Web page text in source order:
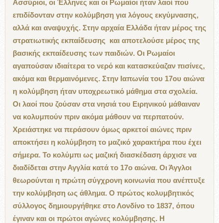
Ασσύριοι, οι Έλληνες και οι Ρωμαίοι ήταν λαοί που
επιδίδονταν στην κολύμβηση για λόγους εκγύμνασης,
αλλά και αναψυχής. Στην αρχαία Ελλάδα ήταν μέρος της
στρατιωτικής εκπαίδευσης και αποτελούσε μέρος της
βασικής εκπαίδευσης των παιδιών. Οι Ρωμαίοι
αγαπούσαν ιδιαίτερα το νερό και κατασκεύαζαν πισίνες,
ακόμα και θερμαινόμενες. Στην Ιαπωνία του 17ου αιώνα
η κολύμβηση ήταν υποχρεωτικό μάθημα στα σχολεία.
Οι λαοί που ζούσαν στα νησιά του Ειρηνικού μάθαιναν
να κολυμπούν πριν ακόμα μάθουν να περπατούν.
Χρειάστηκε να περάσουν όμως αρκετοί αιώνες πριν
αποκτήσει η κολύμβηση το μαζικό χαρακτήρα που έχει
σήμερα. Το κολύμπι ως μαζική διασκέδαση άρχισε να
διαδίδεται στην Αγγλία κατά το 17ο αιώνα. Οι Άγγλοι
θεωρούνται η πρώτη σύγχρονη κοινωνία που ανέπτυξε
την κολύμβηση ως άθλημα. Ο πρώτος κολυμβητικός
σύλλογος δημιουργήθηκε στο Λονδίνο το 1837, όπου
έγιναν και οι πρώτοι αγώνες κολύμβησης. Η